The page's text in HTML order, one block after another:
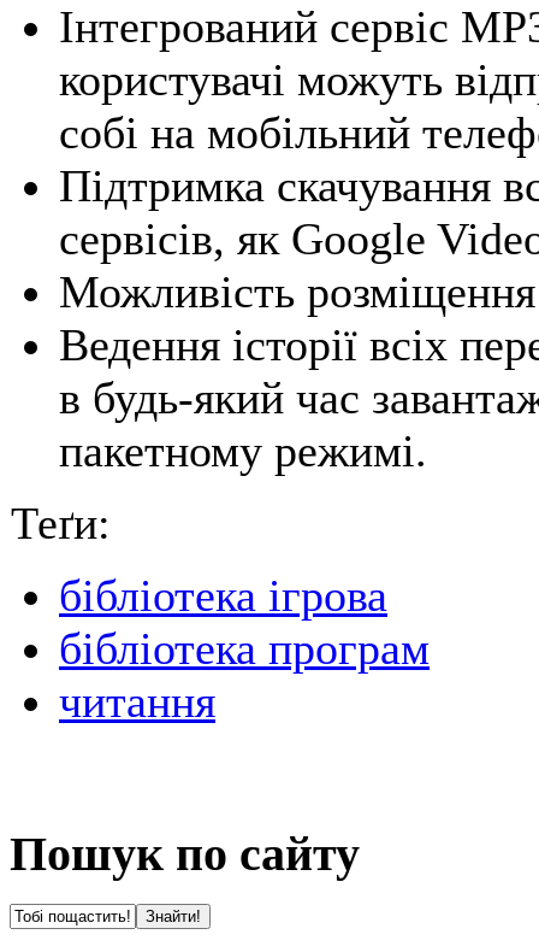
Інтегрований сервіс
користувачі можуть
собі на мобільний
Підтримка скачування
сервісів, як Google
Можливість
Ведення історії всіх
в будь-який час
пакетному режимі.
Теґи:
бібліотека ігрова
бібліотека програм
читання
Пошук по сайту